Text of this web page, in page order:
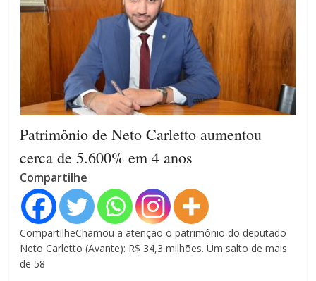
Patrimônio de Neto Carletto aumentou
cerca de 5.600% em 4 anos
Compartilhe
CompartilheChamou a atenção o patrimônio do deputado
Neto Carletto (Avante): R$ 34,3 milhões. Um salto de mais
de 58